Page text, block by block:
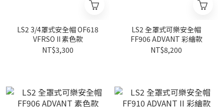
LS2 3/4罩式安全帽 OF618
VFRSO II 素色款
NT$3,300
LS2 全罩式可樂安全帽
FF906 ADVANT 彩繪款
NT$8,200